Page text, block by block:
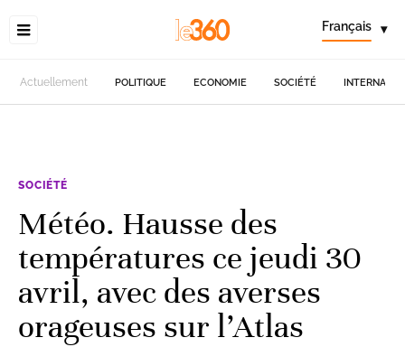
Français ▾
Actuellement POLITIQUE ECONOMIE SOCIÉTÉ
SOCIÉTÉ
Météo. Hausse des
températures ce jeudi 30
avril, avec des averses
orageuses sur l’Atlas